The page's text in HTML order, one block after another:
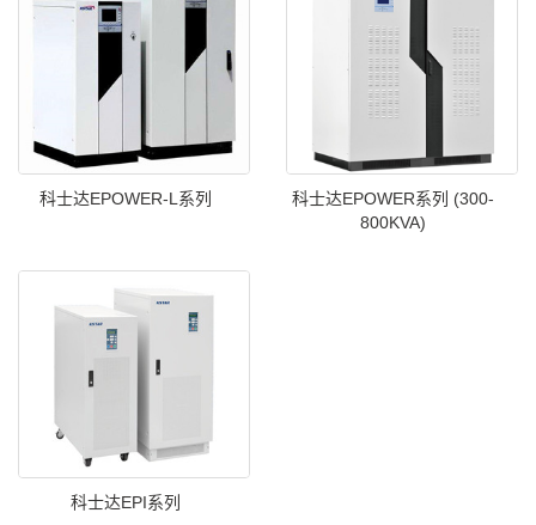
科士达EPOWER-L系列
科士达EPOWER系列 (300-
800KVA)
科士达EPI系列